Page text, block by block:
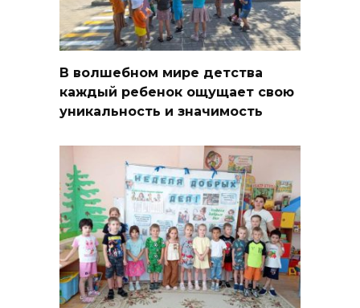
В волшебном мире детства
каждый ребенок ощущает свою
уникальность и значимость